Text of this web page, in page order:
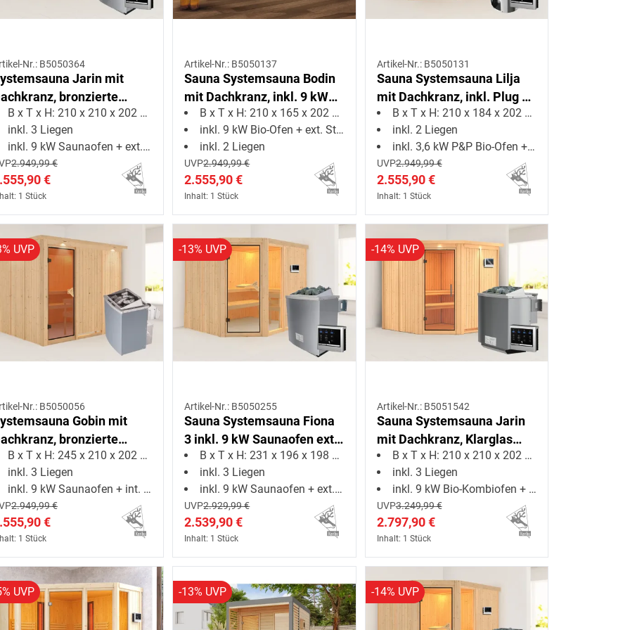
Nr.: B5050364
Jarin mit
bronzierte
inkl. 9 kW
ext. Steuerung
B x T x H: 210 x 210 x 202 cm
inkl. 3 Liegen
inkl. 9 kW Saunaofen + ext. Steuerung
2.949,99 €
€
1 Stück
Artikel-Nr.: B5050137
Sauna Systemsauna Bodin
mit Dachkranz, inkl. 9 kW
Bio-Ofen mit externer
Steuerung
B x T x H: 210 x 165 x 202 cm
inkl. 9 kW Bio-Ofen + ext. Steuerung
inkl. 2 Liegen
UVP2.949,99 €
2.555,90 €
Inhalt: 1 Stück
Artikel-Nr.: B5050131
Sauna Systemsauna Lilja
mit Dachkranz, inkl. Plug &
Play Bio-Ofen externe
Steuerung
B x T x H: 210 x 184 x 202 cm
inkl. 2 Liegen
inkl. 3,6 kW P&P Bio-Ofen + ext. Steuerung
UVP2.949,99 €
2.555,90 €
Inhalt: 1 Stück
UVP
Nr.: B5050056
Gobin mit
bronzierte
inkl. 9 kW
integr.
B x T x H: 245 x 210 x 202 cm
inkl. 3 Liegen
inkl. 9 kW Saunaofen + int. Steuerung
2.949,99 €
€
1 Stück
-13% UVP
Artikel-Nr.: B5050255
Sauna Systemsauna Fiona
3 inkl. 9 kW Saunaofen ext.
Steuerung
B x T x H: 231 x 196 x 198 cm
inkl. 3 Liegen
inkl. 9 kW Saunaofen + ext. Steuerung
UVP2.929,99 €
2.539,90 €
Inhalt: 1 Stück
-14% UVP
Artikel-Nr.: B5051542
Sauna Systemsauna Jarin
mit Dachkranz, Klarglas
Ganzglastür + 9 kW Bio-
Kombiofen mit ext. Strg
B x T x H: 210 x 210 x 202 cm
inkl. 3 Liegen
inkl. 9 kW Bio-Kombiofen + ext. Steuerung
UVP3.249,99 €
2.797,90 €
Inhalt: 1 Stück
UVP -13% UVP -14% UVP